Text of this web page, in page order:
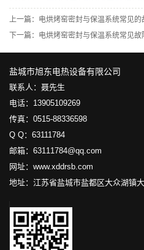
上一篇： 电烘烤窑密封与保温系统常见的
下一篇： 电烘烤窑密封与保温系统常见
盐城市旭东电热设备有限公司
联系人：聂先生
电话：13905109269
传真：0515-88336598
Q Q：63111784
邮箱：63111784@qq.com
网址：www.xddrsb.com
地址：江苏省盐城市盐都区大众湖镇